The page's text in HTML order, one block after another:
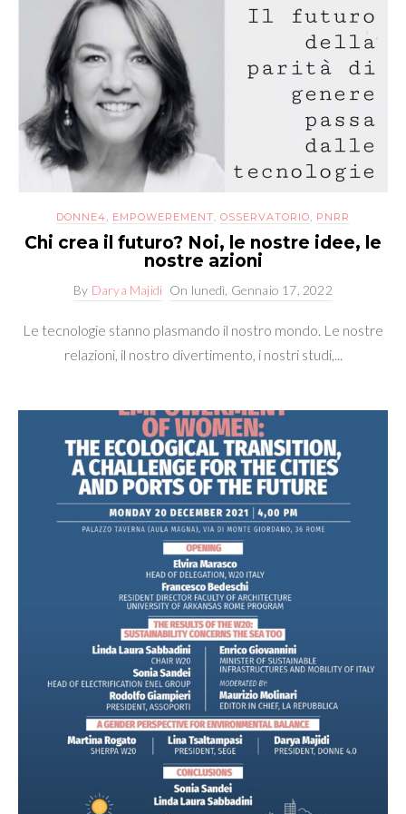
DONNE4, EMPOWEREMENT, OSSERVATORIO, PNRR
Chi crea il futuro? Noi, le nostre idee, le
nostre azioni
By Darya Majidi On lunedì, Gennaio 17, 2022
Le tecnologie stanno plasmando il nostro mondo. Le nostre
relazioni, il nostro divertimento, i nostri studi,...